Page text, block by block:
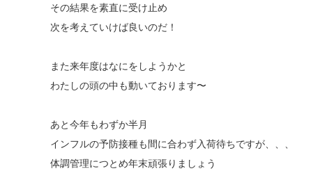
その結果を素直に受け止め
次を考えていけば良いのだ！
また来年度はなにをしようかと
わたしの頭の中も動いております〜
あと今年もわずか半月
インフルの予防接種も間に合わず入荷待ちですが、、、
体調管理につとめ年末頑張りましょう